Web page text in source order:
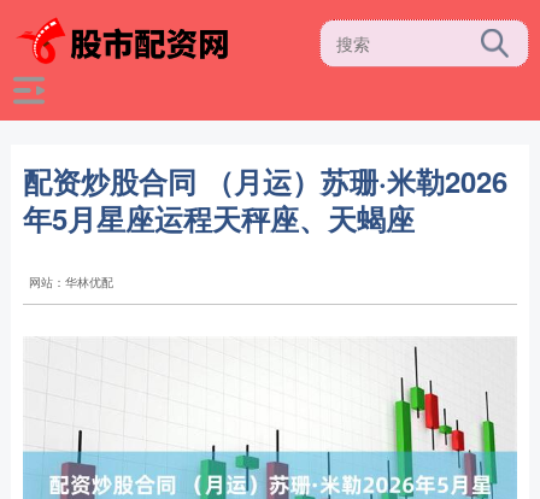
配资炒股合同 （月运）苏珊·米勒2026
年5月星座运程天秤座、天蝎座
网站：华林优配